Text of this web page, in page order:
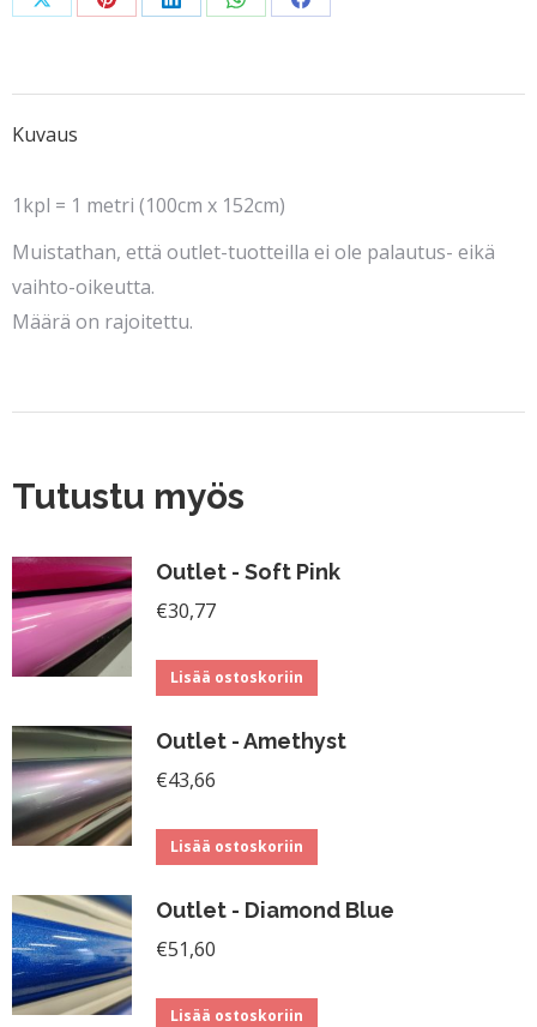
Share
X
Share
Pinterest
Share
LinkedIn
Share
WhatsApp
Share
Facebook
Kuvaus
1kpl = 1 metri (100cm x 152cm)
Muistathan, että outlet-tuotteilla ei ole palautus- eikä
vaihto-oikeutta.
Määrä on rajoitettu.
Tutustu myös
Outlet - Soft Pink
€30,77
Lisää ostoskoriin
Outlet - Amethyst
€43,66
Lisää ostoskoriin
Outlet - Diamond Blue
€51,60
Lisää ostoskoriin